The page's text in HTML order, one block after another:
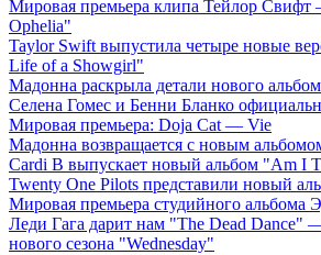
Мировая премьера клипа Тейлор Свифт
Ophelia"
Taylor Swift выпустила четыре новые
Life of a Showgirl"
Мадонна раскрыла детали нового
Селена Гомес и Бенни Бланко
Мировая премьера: Doja Cat — Vie
Мадонна возвращается с новым
Cardi B выпускает новый альбом "Am I
Twenty One Pilots представили новый
Мировая премьера студийного альбома
Леди Гага дарит нам "The Dead Dance"
нового сезона "Wednesday"